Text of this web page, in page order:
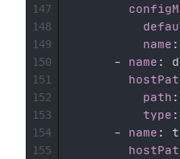
name :
-
name :
path :
type :
-
name :
147
148
149
150
151
152
153
154
155